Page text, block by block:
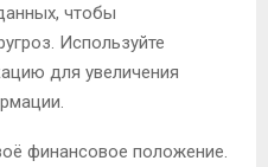
чтобы
Используйте
для увеличения
финансовое положение.